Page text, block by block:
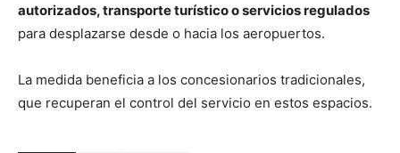
autorizados, transporte turístico o servicios regulados
para desplazarse desde o hacia los aeropuertos.
La medida beneficia a los concesionarios tradicionales,
que recuperan el control del servicio en estos espacios.